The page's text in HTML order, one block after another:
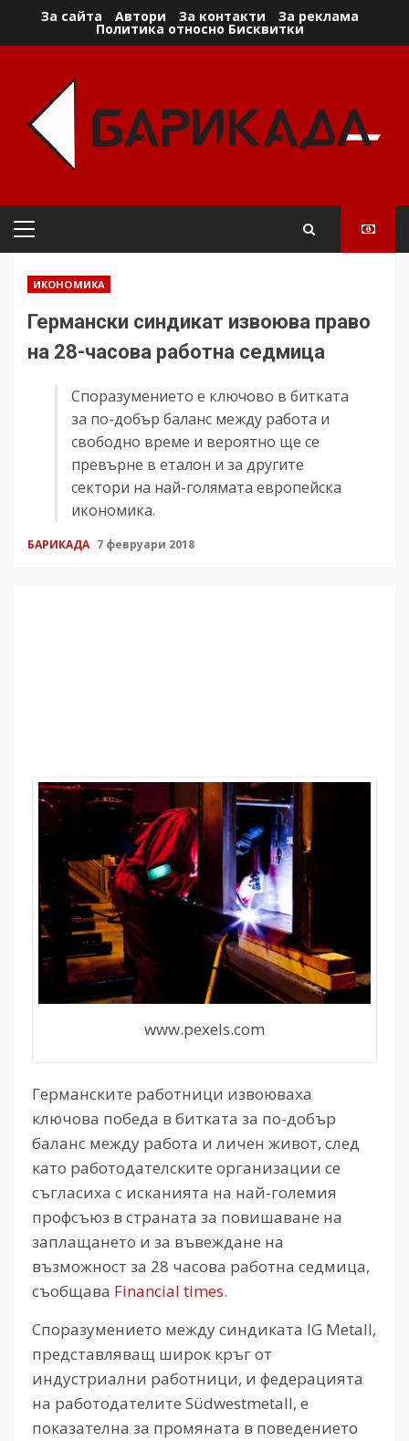
За сайта Автори За контакти За реклама
Политика относно Бисквитки
Primary
ИКОНОМИКА
Германски синдикат извоюва право
на 28-часова работна седмица
Споразумението е ключово в битката
за по-добър баланс между работа и
свободно време и вероятно ще се
превърне в еталон и за другите
сектори на най-голямата европейска
икономика.
БАРИКАДА 7 февруари 2018
www.pexels.com
Германските работници извоюваха
ключова победа в битката за по-добър
баланс между работа и личен живот, след
като работодателските организации се
съгласиха с исканията на най-големия
профсъюз в страната за повишаване на
заплащането и за въвеждане на
възможност за 28 часова работна седмица,
съобщава Financial times.
Споразумението между синдиката IG Metall,
представляващ широк кръг от
индустриални работници, и федерацията
на работодателите Südwestmetall, е
показателна за промяната в поведението